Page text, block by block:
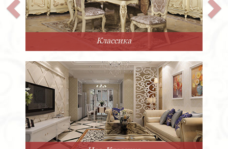
Прованс